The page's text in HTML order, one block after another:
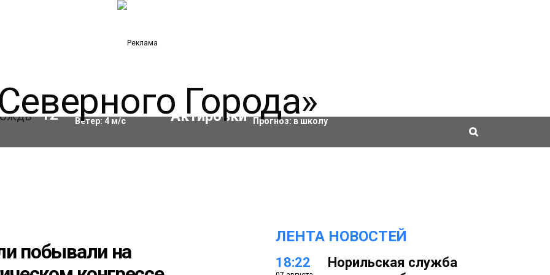
12 °C Влажность:84%
Ветер: 4м/с
Актировки
Прогноз: в школу
побывали на
ЛЕНТА НОВОСТЕЙ
18:22
Норильская служба